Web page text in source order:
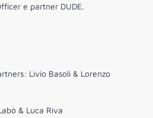
e partner DUDE.
Livio Basoli & Lorenzo
& Luca Riva